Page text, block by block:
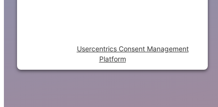
Usercentrics Consent Management
Platform